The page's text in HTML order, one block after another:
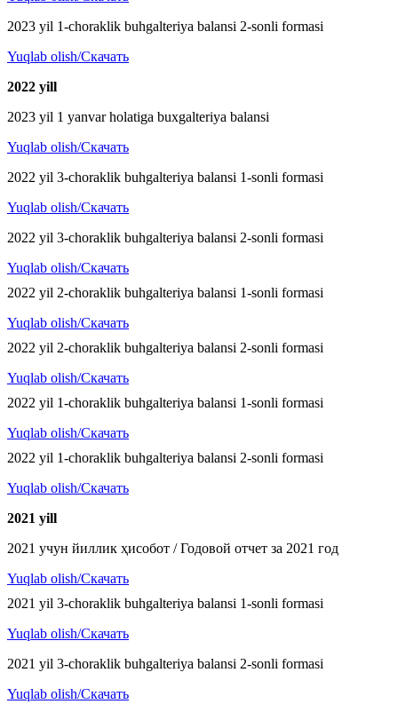
2023 yil 1-choraklik buhgalteriya balansi 2-sonli formasi
Yuqlab olish/Скачать
2022 yill
2023 yil 1 yanvar holatiga buxgalteriya balansi
Yuqlab olish/Скачать
2022 yil 3-choraklik buhgalteriya balansi 1-sonli formasi
Yuqlab olish/Скачать
2022 yil 3-choraklik buhgalteriya balansi 2-sonli formasi
Yuqlab olish/Скачать
2022 yil 2-choraklik buhgalteriya balansi 1-sonli formasi
Yuqlab olish/Скачать
2022 yil 2-choraklik buhgalteriya balansi 2-sonli formasi
Yuqlab olish/Скачать
2022 yil 1-choraklik buhgalteriya balansi 1-sonli formasi
Yuqlab olish/Скачать
2022 yil 1-choraklik buhgalteriya balansi 2-sonli formasi
Yuqlab olish/Скачать
2021 yill
2021 учун йиллик ҳисобот / Годовой отчет за 2021 год
Yuqlab olish/Скачать
2021 yil 3-choraklik buhgalteriya balansi 1-sonli formasi
Yuqlab olish/Скачать
2021 yil 3-choraklik buhgalteriya balansi 2-sonli formasi
Yuqlab olish/Скачать